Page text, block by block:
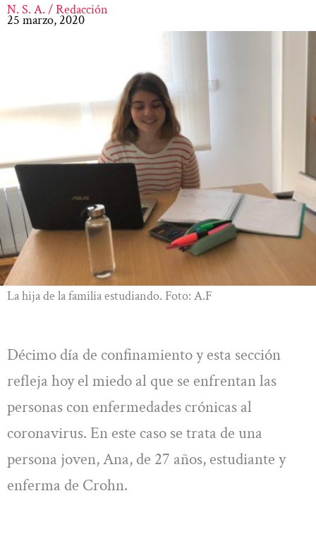
N. S. A. / Redacción
25 marzo, 2020
La hija de la familia estudiando. Foto: A.F
Décimo día de confinamiento y esta sección
refleja hoy el miedo al que se enfrentan las
personas con enfermedades crónicas al
coronavirus. En este caso se trata de una
persona joven, Ana, de 27 años, estudiante y
enferma de Crohn.